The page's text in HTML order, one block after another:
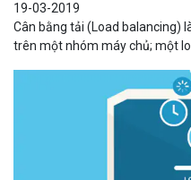
19-03-2019
Cân bằng tải (Load balancing)
trên một nhóm máy chủ; một